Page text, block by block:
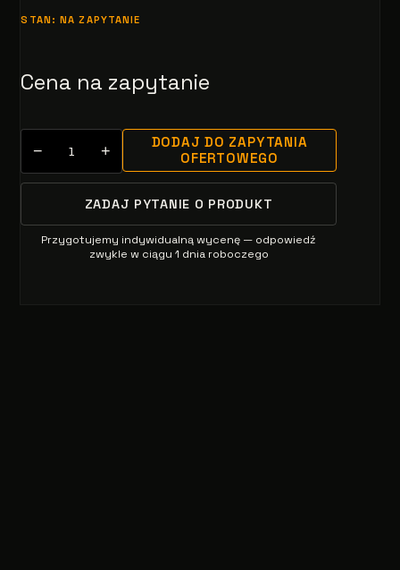
STAN: NA ZAPYTANIE
Cena na zapytanie
− +
DODAJ DO ZAPYTANIA
OFERTOWEGO
ZADAJ PYTANIE O PRODUKT
Przygotujemy indywidualną wycenę — odpowiedź
zwykle w ciągu 1 dnia roboczego